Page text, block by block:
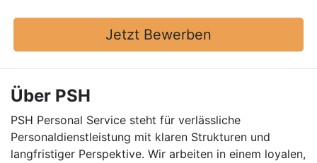
Jetzt Bewerben
Über PSH
PSH Personal Service steht für verlässliche
Personaldienstleistung mit klaren Strukturen und
langfristiger Perspektive. Wir arbeiten in einem loyalen,